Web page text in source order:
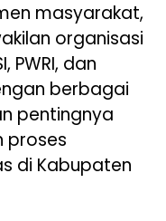
masyarakat,
organisasi
PWRI, dan
berbagai
pentingnya
proses
di Kabupaten